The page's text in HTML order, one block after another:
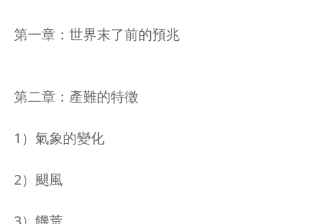
第一章：世界末了前的預兆
第二章：產難的特徵
1）氣象的變化
2）颶風